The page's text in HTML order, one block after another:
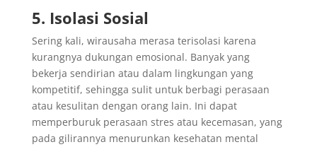
5. Isolasi Sosial
Sering kali, wirausaha merasa terisolasi karena
kurangnya dukungan emosional. Banyak yang
bekerja sendirian atau dalam lingkungan yang
kompetitif, sehingga sulit untuk berbagi perasaan
atau kesulitan dengan orang lain. Ini dapat
memperburuk perasaan stres atau kecemasan, yang
pada gilirannya menurunkan kesehatan mental